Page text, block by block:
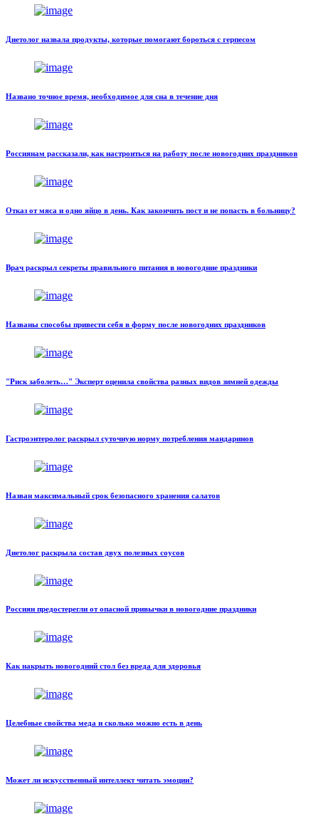
Диетолог назвала продукты, которые помогают бороться с герпесом
Названо точное время, необходимое для сна в течение дня
Россиянам рассказали, как настроиться на работу после новогодних праздников
Отказ от мяса и одно яйцо в день. Как закончить пост и не попасть в больницу?
Врач раскрыл секреты правильного питания в новогодние праздники
Названы способы привести себя в форму после новогодних праздников
"Риск заболеть…" Эксперт оценила свойства разных видов зимней одежды
Гастроэнтеролог раскрыл суточную норму потребления мандаринов
Назван максимальный срок безопасного хранения салатов
Диетолог раскрыла состав двух полезных соусов
Россиян предостерегли от опасной привычки в новогодние праздники
Как накрыть новогодний стол без вреда для здоровья
Целебные свойства меда и сколько можно есть в день
Может ли искусственный интеллект читать эмоции?